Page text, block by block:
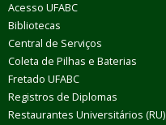
Acesso UFABC
Bibliotecas
Central de Serviços
Coleta de Pilhas e Baterias
Fretado UFABC
Registros de Diplomas
Restaurantes Universitários (RU)